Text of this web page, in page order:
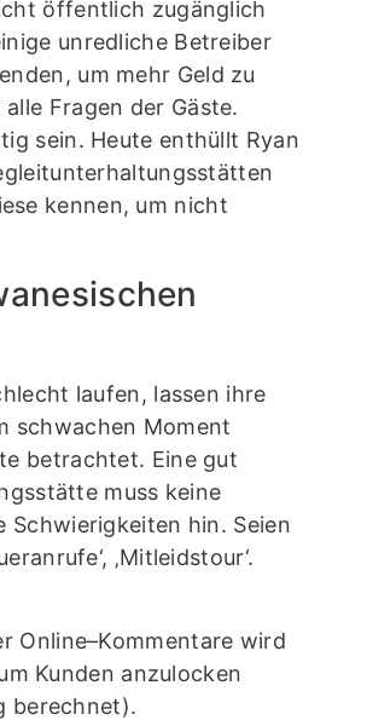
öffentlich zugänglich
unredliche Betreiber
um mehr Geld zu
Fragen der Gäste.
sein. Heute enthüllt Ryan
kennen, um nicht
laufen, lassen ihre
schwachen Moment
betrachtet. Eine gut
muss keine
Schwierigkeiten hin. Seien
‚Mitleidstour‘.
Online–Kommentare wird
Kunden anzulocken
berechnet).